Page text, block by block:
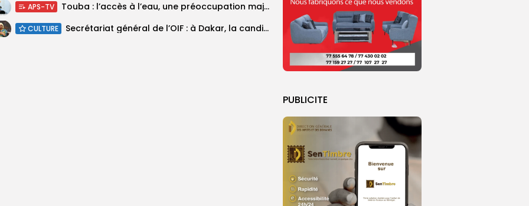
PUBLICITE
APS-TV Touba : l’accès à l’eau, une préoccupation majeure avant le Grand Magal
CULTURE Secrétariat général de l’OIF : à Dakar, la candidate Coumba Bâ, décline...